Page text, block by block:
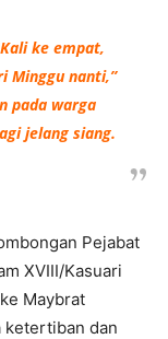
ke empat,
Minggu nanti,”
pada warga
jelang siang.
Pejabat
XVIII/Kasuari
Maybrat
ketertiban dan